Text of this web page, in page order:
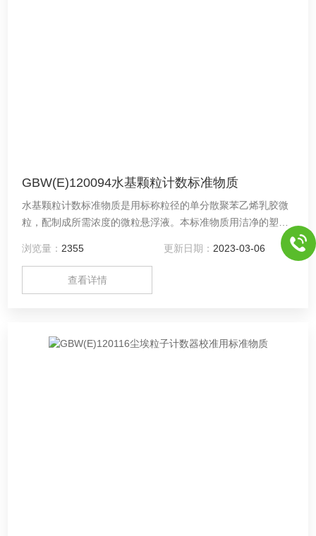
GBW(E)120094水基颗粒计数标准物质
水基颗粒计数标准物质是用标称粒径的单分散聚苯乙烯乳胶微
粒，配制成所需浓度的微粒悬浮液。本标准物质用洁净的塑料
瓶包装，每瓶装液量为150mL。由中原标准物质中心（河南德
通环保科技有限公司）提供！
浏览量： 2355 更新日期： 2023-03-06
查看详情